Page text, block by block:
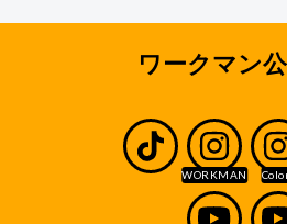
ワークマン